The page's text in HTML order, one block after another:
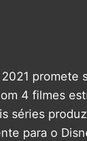
promete
4 filmes
séries
para o